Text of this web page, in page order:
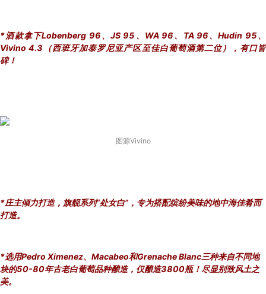
*酒款拿下Lobenberg 96、JS 95、WA 96、TA 96、Hudin 95、
Vivino 4.3（西班牙加泰罗尼亚产区至佳白葡萄酒第二位），有口皆
碑！
图源Vivino
*庄主倾力打造，旗舰系列“处女白”，专为搭配缤纷美味的地中海佳肴而
打造。
*选用Pedro Ximenez、Macabeo和Grenache Blanc三种来自不同地
块的50-80年古老白葡萄品种酿造，仅酿造3800瓶！尽显别致风土之
美。